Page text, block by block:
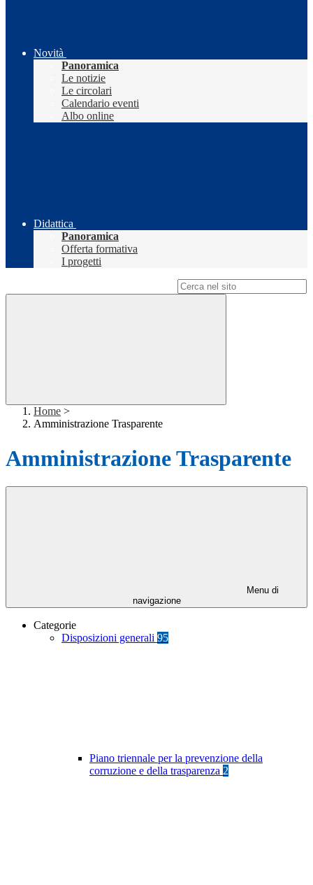
Novità
Panoramica
Le notizie
Le circolari
Calendario eventi
Albo online
Didattica
Panoramica
Offerta formativa
I progetti
Home >
Amministrazione Trasparente
Amministrazione Trasparente
Menu di
navigazione
Categorie
Disposizioni generali 95
Piano triennale per la prevenzione della
corruzione e della trasparenza 2